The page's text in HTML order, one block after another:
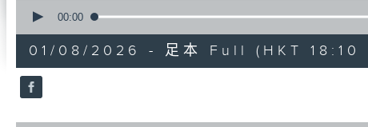
seconds
hours,
35
minutes,
0
90%
00:00
01/08/2026 - 足本 Full (HKT